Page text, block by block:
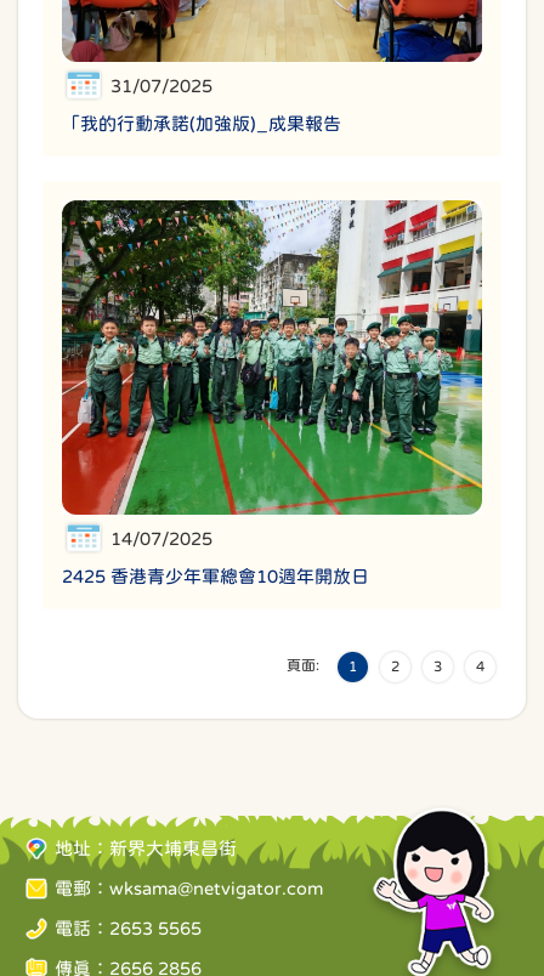
31/07/2025
「我的行動承諾(加強版)_成果報告
14/07/2025
2425 香港青少年軍總會10週年開放日
頁面: 1 2 3 4
地址：新界大埔東昌街
電郵： wksama@netvigator.com
電話：2653 5565
傳真：2656 2856